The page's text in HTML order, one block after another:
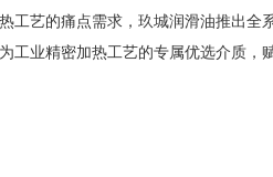
工艺的痛点需求，玖城润滑油推出全
工业精密加热工艺的专属优选介质，